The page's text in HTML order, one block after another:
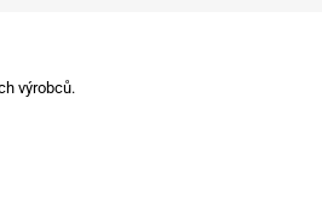
výrobců.